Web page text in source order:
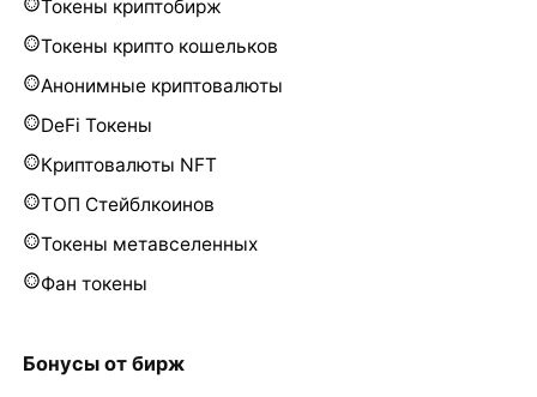
Токены криптобирж
Токены крипто кошельков
Анонимные криптовалюты
DeFi Токены
Криптовалюты NFT
ТОП Стейблкоинов
Токены метавселенных
Фан токены
Бонусы от бирж